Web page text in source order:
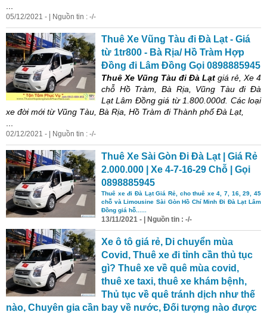
05/12/2021 - | Nguồn tin : -/-
Thuê Xe Vũng Tàu đi Đà Lạt - Giá
từ 1tr800 - Bà Rịa/ Hồ Tràm Hợp
Đồng đi Lâm Đồng Gọi 0898885945
Thuê Xe Vũng Tàu đi Đà Lạt giá rẻ, Xe 4
chỗ Hồ Tràm, Bà Rịa, Vũng Tàu đi Đà
Lạt Lâm Đồng giá từ 1.800.000đ. Các loại
xe đời mới từ Vũng Tàu, Bà Rịa, Hồ Tràm đi Thành phố Đà Lạt,
02/12/2021 - | Nguồn tin : -/-
Thuê Xe Sài Gòn Đi Đà Lạt | Giá Rẻ
2.000.000 | Xe 4-7-16-29 Chỗ | Gọi
0898885945
Thuê xe đi Đà Lạt Giá Rẻ, cho thuê xe 4, 7, 16, 29, 45
chỗ và Limousine Sài Gòn Hồ Chí Minh Đi Đà Lạt Lâm
Đồng giá hỗ......
13/11/2021 - | Nguồn tin : -/-
Xe ô tô giá rẻ, Di chuyển mùa
Covid, Thuê xe đi tỉnh cần thủ tục
gì? Thuê xe về quê mùa covid,
thuê xe taxi, thuê xe khám bệnh,
Thủ tục về quê tránh dịch như thế
nào, Chuyên gia cần bay về nước, Đối tượng nào được